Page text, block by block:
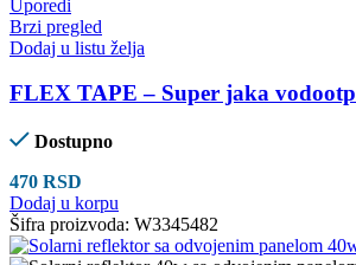
Uporedi
Brzi pregled
Dodaj u listu želja
FLEX TAPE – Super jaka
Dostupno
470 RSD
Dodaj u korpu
Šifra proizvoda: W3345482